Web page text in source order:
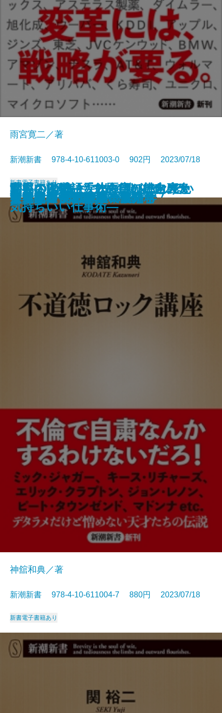
男と女―恋愛の落とし前―
過剰反応な人たち
お客さん物語―飲食店の舞台裏と
料理人の本音―
国家は巨大ITに勝てるのか
新版 メディアとテロリズム
がんの消滅―天才医師が挑む光免
疫療法―
ウクライナのサイバー戦争
言い訳するブッダ
聞いてはいけない―スルーしてい
い職場言葉―
世界のDXはどこまで進んでいる
か
雨宮寛二／著
新潮新書 978-4-10-611003-0 902円 2023/07/18
新書電子書籍あり
不道徳ロック講座
神舘和典／著
新潮新書 978-4-10-611004-7 880円 2023/07/18
新書電子書籍あり
スサノヲの正体
キャリア弱者の成長戦略
ウクライナ戦争の軍事分析
学習院女子と皇室
フィリピンパブ嬢の経済学
幸福な退職―「その日」に向けた
気持ちいい仕事術―
世界史の中のヤバい女たち
交通崩壊
失礼な一言